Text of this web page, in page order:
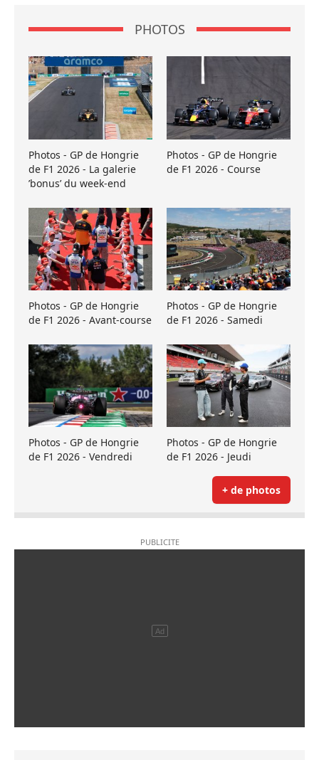
PHOTOS
Photos - GP de Hongrie
de F1 2026 - La galerie
’bonus’ du week-end
Photos - GP de Hongrie
de F1 2026 - Course
Photos - GP de Hongrie
de F1 2026 - Avant-course
Photos - GP de Hongrie
de F1 2026 - Samedi
Photos - GP de Hongrie
de F1 2026 - Vendredi
Photos - GP de Hongrie
de F1 2026 - Jeudi
+ de photos